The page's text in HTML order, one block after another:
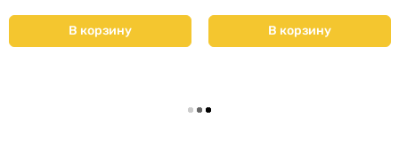
В корзину В корзину
Загрузить еще